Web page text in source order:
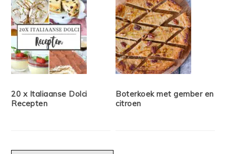
20 x Italiaanse Dolci
Recepten
Boterkoek met gember en
citroen